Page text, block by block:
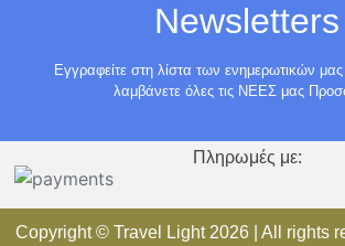
Newsletters
Εγγραφείτε στη λίστα των ενημερωτικών
λαμβάνετε όλες τις ΝΕΕΣ μας
Πληρωμές με:
Copyright © Travel Light2026 | All rights